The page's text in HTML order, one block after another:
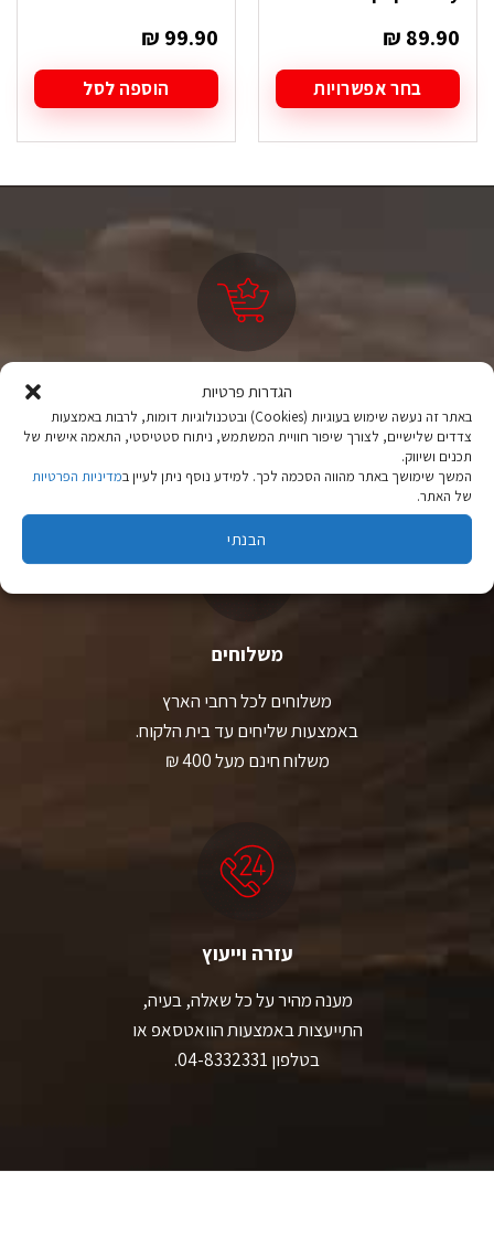
הגדרות פרטיות
באתר זה נעשה שימוש בעוגיות (Cookies) ובטכנולוגיות דומות, לרבות באמצעות
צדדים שלישיים, לצורך שיפור חוויית המשתמש, ניתוח סטטיסטי, התאמה אישית של
תכנים ושיווק.
המשך שימושך באתר מהווה הסכמה לכך. למידע נוסף ניתן לעיין במדיניות הפרטיות
של האתר.
הבנתי
₪ 89.90
בחר אפשרויות
זה
מספר
האפשרויות
₪ 99.90
הוספה לסל
ציוד טיולים
מהיבואן לצרכן
יבוא ישיר לצד מותגים מובילים במחירים ללא תחרות.
משלוחים
משלוחים לכל רחבי הארץ
באמצעות שליחים עד בית הלקוח.
משלוח חינם מעל 400 ₪
עזרה וייעוץ
מענה מהיר על כל שאלה, בעיה,
התייעצות באמצעות הוואטסאפ או
בטלפון 04-8332331.